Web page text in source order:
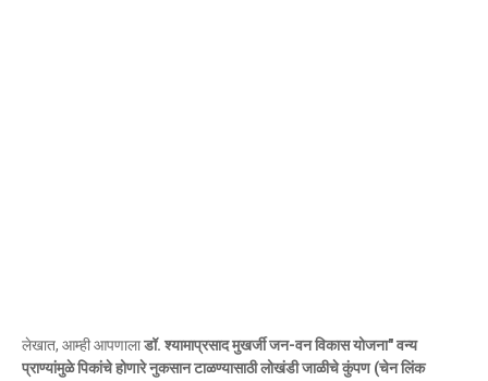
लेखात, आम्ही आपणालाडॉ. श्यामाप्रसाद मुखर्जी जन-वन विकास योजना" वन्य
प्राण्यांमुळे पिकांचे होणारे नुकसान टाळण्यासाठी लोखंडी जाळीचे कुंपण (चेन लिंक